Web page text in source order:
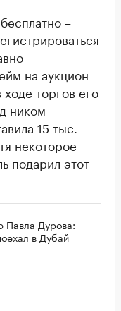
–
на аукцион
торгов его
ником
15 тыс.
некоторое
подарил этот
Павла Дурова:
в Дубай